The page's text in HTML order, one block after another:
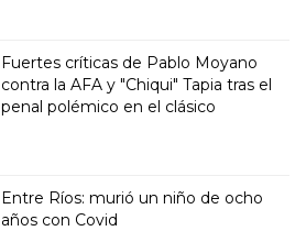
Fuertes críticas de Pablo Moyano
contra la AFA y "Chiqui" Tapia tras el
penal polémico en el clásico
Entre Ríos: murió un niño de ocho
años con Covid